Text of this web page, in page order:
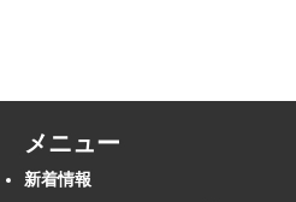
メニュー
新着情報